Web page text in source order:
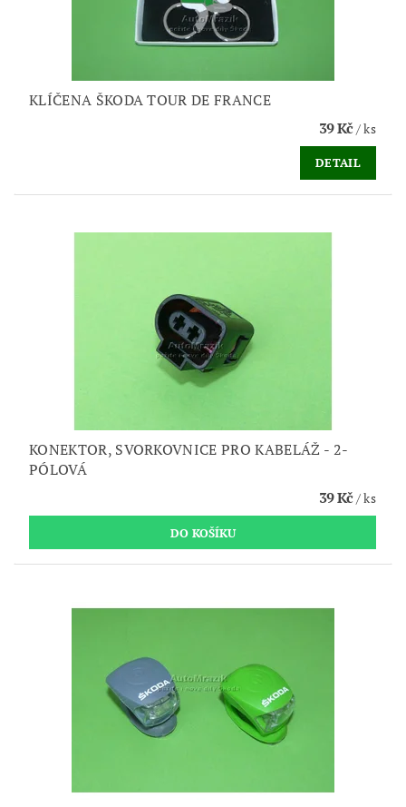
KLÍČENA ŠKODA TOUR DE FRANCE
39 Kč/ ks
DETAIL
KONEKTOR, SVORKOVNICE PRO KABELÁŽ - 2-
PÓLOVÁ
39 Kč/ ks